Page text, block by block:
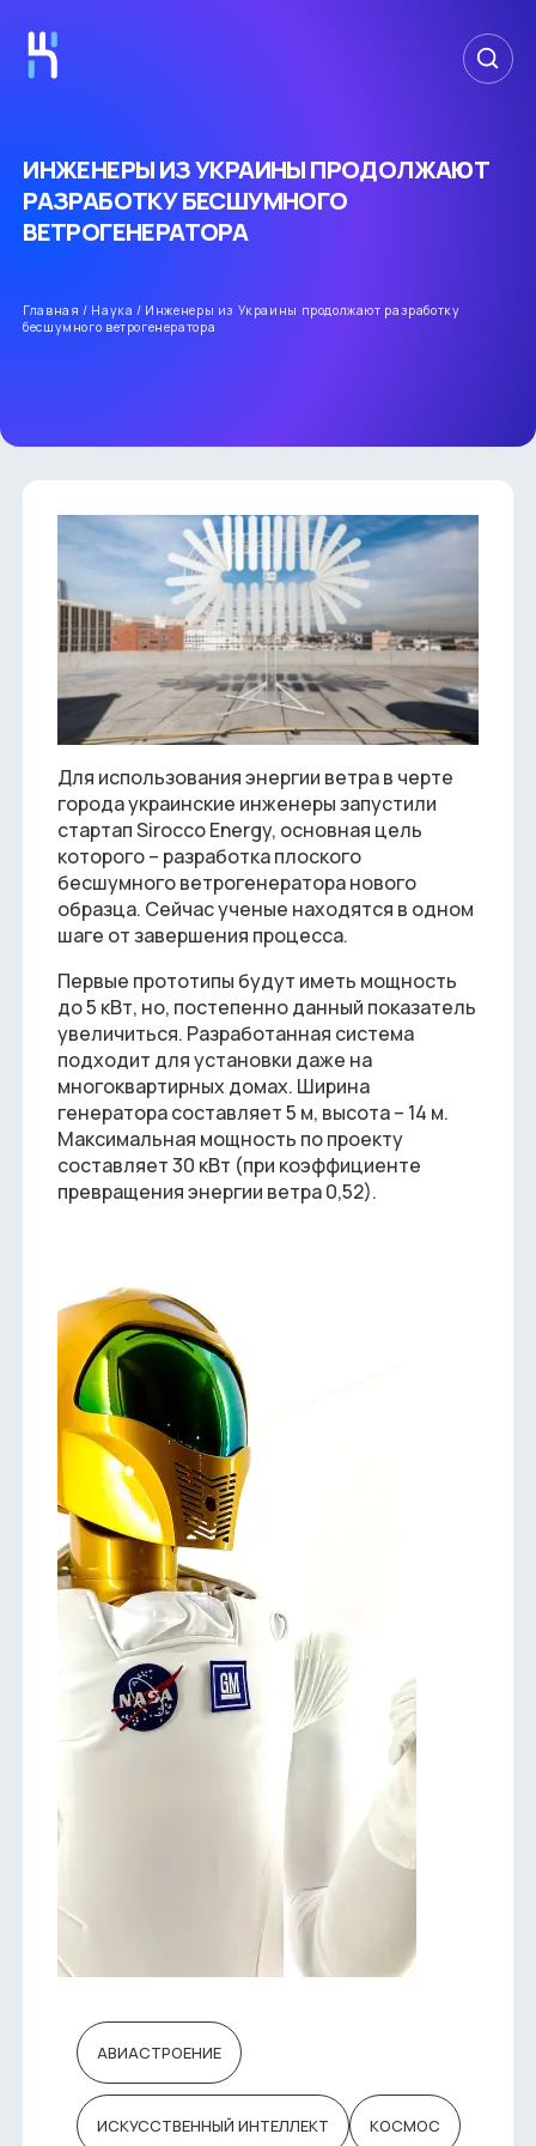
ИНЖЕНЕРЫ ИЗ УКРАИНЫ ПРОДОЛЖАЮТ
РАЗРАБОТКУ БЕСШУМНОГО
ВЕТРОГЕНЕРАТОРА
Главная / Наука / Инженеры из Украины продолжают разработку
бесшумного ветрогенератора
Для использования энергии ветра в черте
города украинские инженеры запустили
стартап Sirocco Energy, основная цель
которого – разработка плоского
бесшумного ветрогенератора нового
образца. Сейчас ученые находятся в одном
шаге от завершения процесса.
Первые прототипы будут иметь мощность
до 5 кВт, но, постепенно данный показатель
увеличиться. Разработанная система
подходит для установки даже на
многоквартирных домах. Ширина
генератора составляет 5 м, высота – 14 м.
Максимальная мощность по проекту
составляет 30 кВт (при коэффициенте
превращения энергии ветра 0,52).
АВИАСТРОЕНИЕ
ИСКУССТВЕННЫЙ ИНТЕЛЛЕКТ КОСМОС